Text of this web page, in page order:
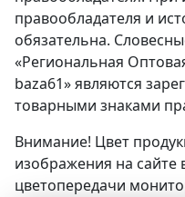
правообладателя и
обязательна.
«Региональная
baza61» являются
товарными знаками
Внимание! Цвет
изображения на сайте
цветопередачи